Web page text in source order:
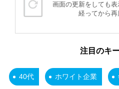
画面の更新をしても
経ってから再
注目のキ
40代 ホワイト企業